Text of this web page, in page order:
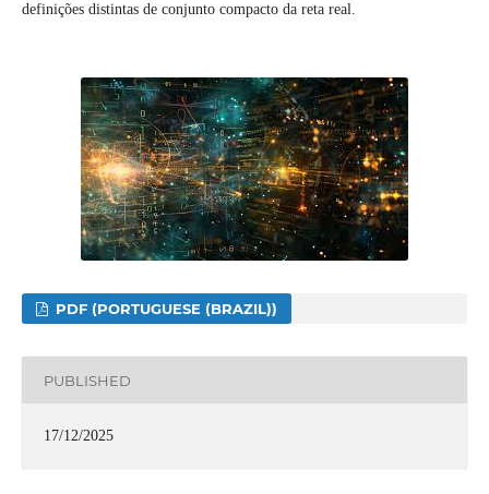
definições distintas de conjunto compacto da reta real.
PDF (PORTUGUESE (BRAZIL))
PUBLISHED
17/12/2025